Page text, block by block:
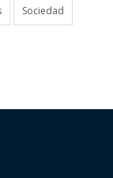
Sociedad